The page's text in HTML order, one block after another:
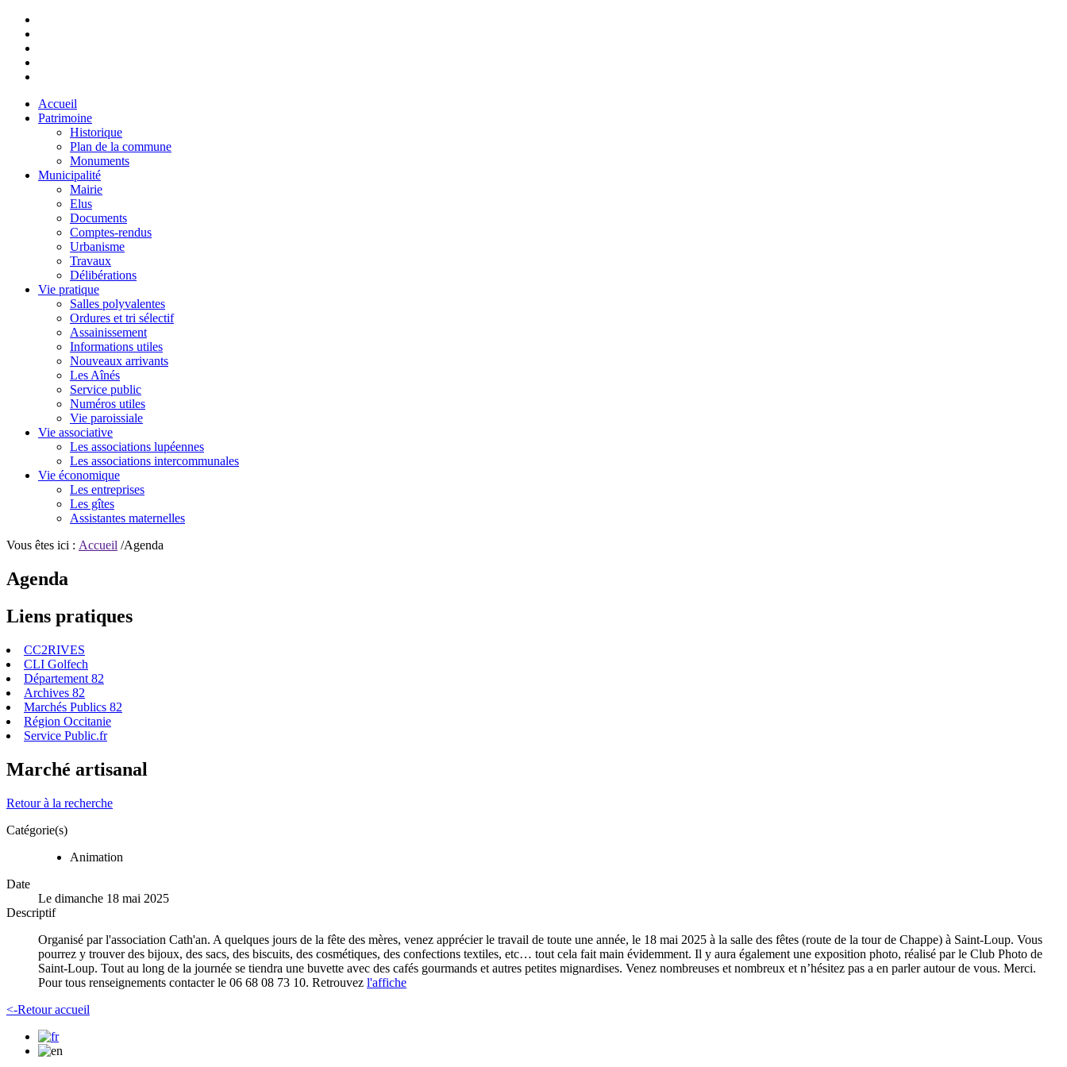
Accueil
Patrimoine
Historique
Plan de la commune
Monuments
Municipalité
Mairie
Elus
Documents
Comptes-rendus
Urbanisme
Travaux
Délibérations
Vie pratique
Salles polyvalentes
Ordures et tri sélectif
Assainissement
Informations utiles
Nouveaux arrivants
Les Aînés
Service public
Numéros utiles
Vie paroissiale
Vie associative
Les associations lupéennes
Les associations intercommunales
Vie économique
Les entreprises
Les gîtes
Assistantes maternelles
Vous êtes ici : Accueil /Agenda
Agenda
Liens pratiques
CC2RIVES
CLI Golfech
Département 82
Archives 82
Marchés Publics 82
Région Occitanie
Service Public.fr
Marché artisanal
Retour à la recherche
Catégorie(s)
Animation
Date
Le dimanche 18 mai 2025
Descriptif
Organisé par l'association Cath'an. A quelques jours de la fête des mères, venez apprécier le travail de toute une année, le 18 mai 2025 à la salle des fêtes (route de la tour de Chappe) à Saint-Loup. Vous
pourrez y trouver des bijoux, des sacs, des biscuits, des cosmétiques, des confections textiles, etc… tout cela fait main évidemment. Il y aura également une exposition photo, réalisé par le Club Photo de
Saint-Loup. Tout au long de la journée se tiendra une buvette avec des cafés gourmands et autres petites mignardises. Venez nombreuses et nombreux et n’hésitez pas a en parler autour de vous. Merci.
Pour tous renseignements contacter le 06 68 08 73 10. Retrouvez l'affiche
<-Retour accueil